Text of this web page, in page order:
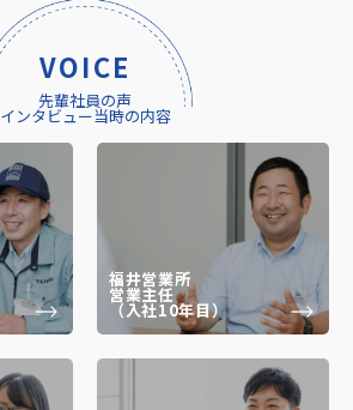
VOICE
先輩社員の声
インタビュー当時の内容
福井営業所
営業主任
（入社10年目）